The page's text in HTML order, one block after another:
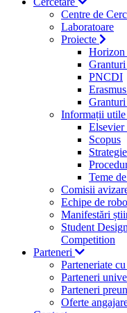
Centre de
Laboratoare
Proiecte
Horizon
PNCDI
Informații utile
Elsevier
Scopus
Strategie
Teme
Comisii
Echipe de
Manifestări
Student
Competition
Parteneri
Parteneriate
Parteneri
Parteneri
Oferte